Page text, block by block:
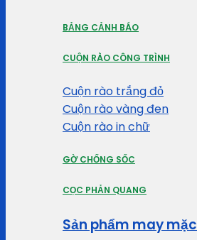
BẢNG CẢNH BÁO
CUỘN RÀO CÔNG TRÌNH
Cuộn rào trắng đỏ
Cuộn rào vàng đen
Cuộn rào in chữ
GỜ CHỐNG SỐC
CỌC PHẢN QUANG
Sản phẩm may mặc